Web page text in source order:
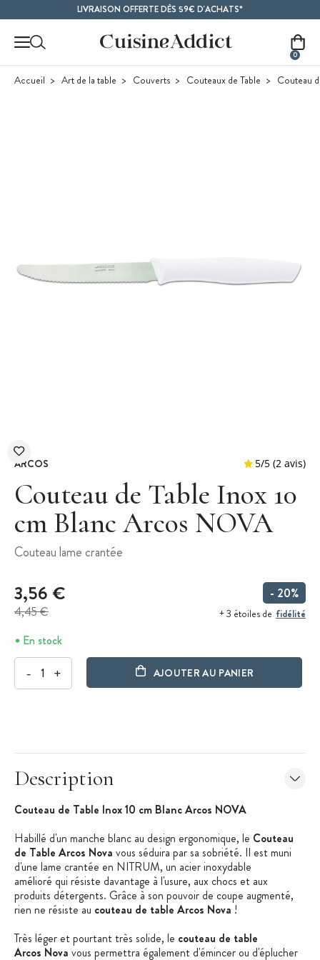
LIVRAISON OFFERTE DÈS 59€ D'ACHATS*
0
Accueil Art de la table Couverts Couteaux de Table Couteau
ARCOS
Couteau de Table Inox 10
cm Blanc Arcos NOVA
Couteau lame crantée
3,56 €
4,45 €
- 20%
+ 3 étoiles de fidélité
En stock
- + AJOUTER AU PANIER
Description
Couteau de Table Inox 10 cm Blanc Arcos NOVA
Habillé d'un manche blanc au design ergonomique, le Couteau
de Table Arcos Nova vous séduira par sa sobriété. Il est muni
d'une lame crantée en NITRUM, un acier inoxydable
amélioré qui résiste davantage à l'usure, aux chocs et aux
produits détergents. Grâce à son pouvoir de coupe augmenté,
rien ne résiste au couteau de table Arcos Nova !
Très léger et pourtant très solide, le couteau de table
Arcos Nova vous permettra également d'émincer ou d'éplucher